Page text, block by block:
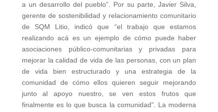
a un desarrollo del pueblo”. Por su parte, Javier Silva,
gerente de sostenibilidad y relacionamiento comunitario
de SQM Litio, indicó que “el trabajo que estamos
realizando acá es un ejemplo de cómo puede haber
asociaciones público-comunitarias y privadas para
mejorar la calidad de vida de las personas, con un plan
de vida bien estructurado y una estrategia de la
comunidad de cómo ellos quieren seguir mejorando
junto al apoyo nuestro, se ven estos frutos que
finalmente es lo que busca la comunidad”. La moderna